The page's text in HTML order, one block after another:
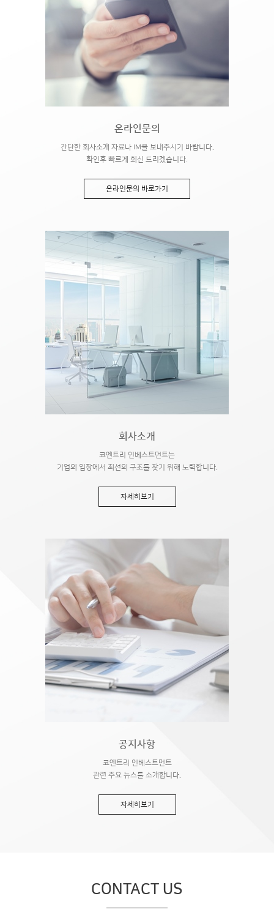
온라인문의
간단한 회사소개 자료나 IM을 보내주시기 바랍니다.
확인후 빠르게 회신 드리겠습니다.
온라인문의 바로가기
회사소개
코엔트리 인베스트먼트는
기업의 입장에서 최선의 구조를 찾기 위해 노력합니다.
자세히보기
공지사항
코엔트리 인베스트먼트
관련 주요 뉴스를 소개합니다.
자세히보기
CONTACT US